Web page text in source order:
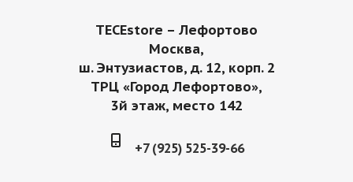
TECEstore – Лефортово
Москва,
ш. Энтузиастов, д. 12, корп. 2
ТРЦ «Город Лефортово»,
3й этаж, место 142
+7 (925) 525-39-66